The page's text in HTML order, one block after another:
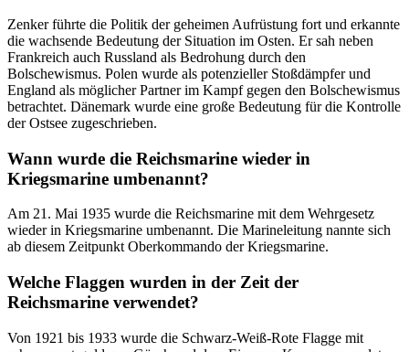
Zenker führte die Politik der geheimen Aufrüstung fort und erkannte
die wachsende Bedeutung der Situation im Osten. Er sah neben
Frankreich auch Russland als Bedrohung durch den
Bolschewismus. Polen wurde als potenzieller Stoßdämpfer und
England als möglicher Partner im Kampf gegen den Bolschewismus
betrachtet. Dänemark wurde eine große Bedeutung für die Kontrolle
der Ostsee zugeschrieben.
Wann wurde die Reichsmarine wieder in
Kriegsmarine umbenannt?
Am 21. Mai 1935 wurde die Reichsmarine mit dem Wehrgesetz
wieder in Kriegsmarine umbenannt. Die Marineleitung nannte sich
ab diesem Zeitpunkt Oberkommando der Kriegsmarine.
Welche Flaggen wurden in der Zeit der
Reichsmarine verwendet?
Von 1921 bis 1933 wurde die Schwarz-Weiß-Rote Flagge mit